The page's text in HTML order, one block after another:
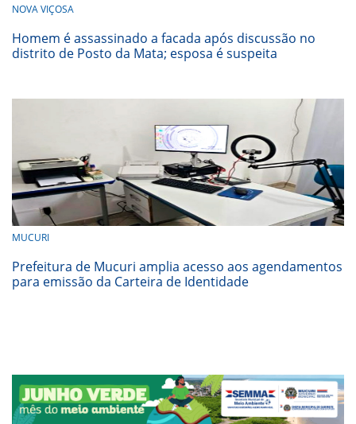
NOVA VIÇOSA
Homem é assassinado a facada após discussão no
distrito de Posto da Mata; esposa é suspeita
MUCURI
Prefeitura de Mucuri amplia acesso aos agendamentos
para emissão da Carteira de Identidade